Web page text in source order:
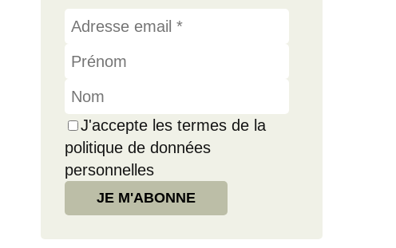
J'accepte les termes de la
politique de données
personnelles